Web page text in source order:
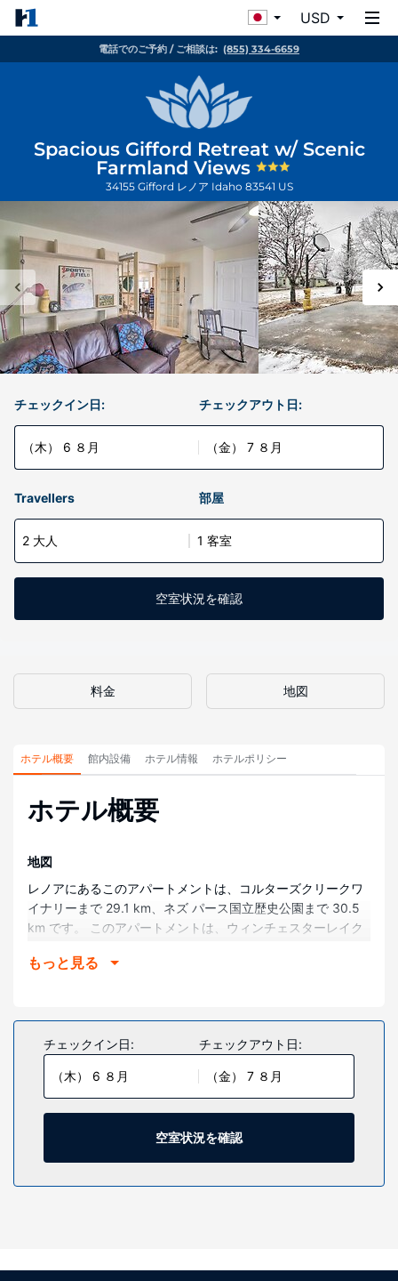
USD
電話でのご予約 / ご相談は: (855) 334-6659
Spacious Gifford Retreat w/ Scenic
Farmland Views
34155 Gifford レノア Idaho 83541 US
チェックイン日:
（木） 6 ８月
チェックアウト日:
（金） 7 ８月
Travellers 部屋
2 大人 1 客室
空室状況を確認
料金 地図
ホテル概要 館内設備 ホテル情報 ホテルポリシー
ホテル概要
地図
レノアにあるこのアパートメントは、コルターズクリークワ
イナリーまで 29.1 km、ネズ パース国立歴史公園まで 30.5
km です。 このアパートメントは、ウィンチェスターレイク
館まで 32 km の場所にあります。
アパートメントには冷房やキッチンが備わり、快適にお過ご
しいただけます。電子レンジとシーリングファンをご利用い
ただけます。
その他の施設
敷地内にはセルフパーキング (無料) が備わっています。
もっと見る
チェックイン日:
（木） 6 ８月
チェックアウト日:
（金） 7 ８月
空室状況を確認